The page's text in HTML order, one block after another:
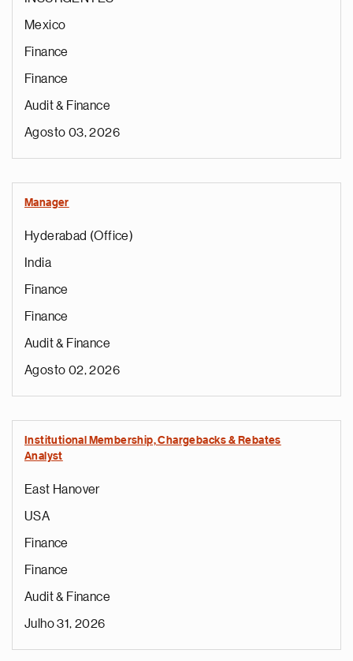
Mexico
Finance
Finance
Audit & Finance
Agosto 03, 2026
Manager
Hyderabad (Office)
India
Finance
Finance
Audit & Finance
Agosto 02, 2026
Institutional Membership, Chargebacks & Rebates
Analyst
East Hanover
USA
Finance
Finance
Audit & Finance
Julho 31, 2026